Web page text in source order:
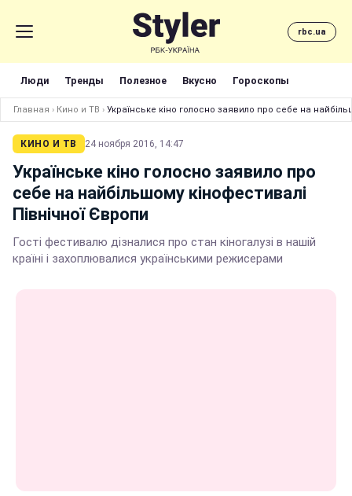
rbc.ua
Люди Тренды Полезное Вкусно Гороскопы
Главная › Кино и ТВ › Українське кіно голосно заявило про себе на
КИНО И ТВ 24 ноября 2016, 14:47
Українське кіно голосно заявило про
себе на найбільшому кінофестивалі
Північної Європи
Гості фестивалю дізналися про стан кіногалузі в нашій
країні і захоплювалися українськими режисерами